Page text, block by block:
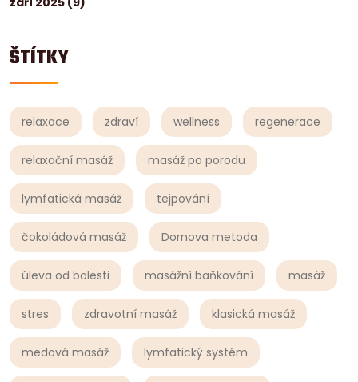
ŠTÍTKY
relaxace zdraví wellness regenerace
relaxační masáž masáž po porodu
lymfatická masáž tejpování
čokoládová masáž Dornova metoda
úleva od bolesti masážní baňkování masáž
stres zdravotní masáž klasická masáž
medová masáž lymfatický systém